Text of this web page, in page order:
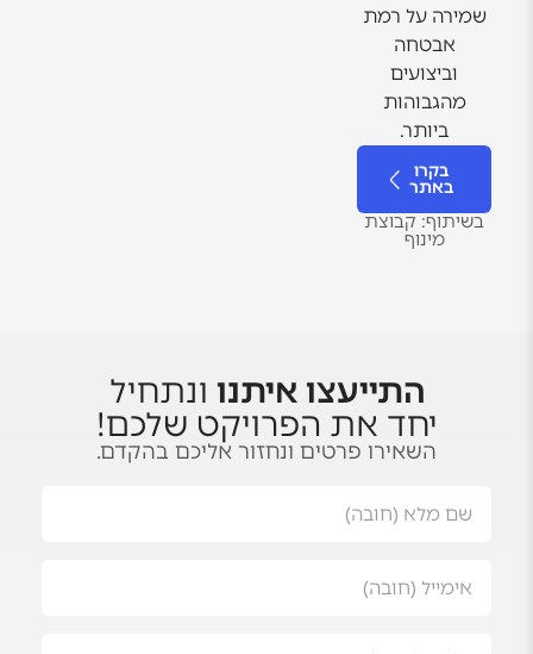
שמירה על רמת
אבטחה
וביצועים
מהגבוהות
ביותר.
בקרו
באתר
בשיתוף: קבוצת
מינוף
התייעצו איתנו ונתחיל
יחד את הפרויקט שלכם!
השאירו פרטים ונחזור אליכם בהקדם.